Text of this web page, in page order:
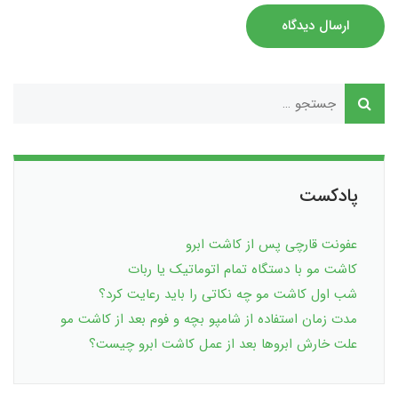
ارسال دیدگاه
پادکست
عفونت قارچی پس از کاشت ابرو
کاشت مو با دستگاه تمام اتوماتیک یا ربات
شب اول کاشت مو چه نکاتی را باید رعایت کرد؟
مدت زمان استفاده از شامپو بچه و فوم بعد از کاشت مو
علت خارش ابروها بعد از عمل کاشت ابرو چیست؟